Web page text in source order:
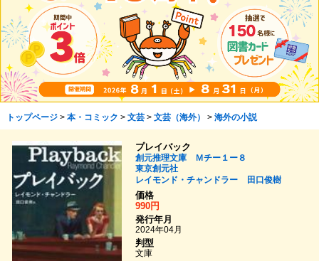
トップページ> 本・コミック > 文芸> 文芸（海外） > 海外の小説
プレイバック
創元推理文庫 Ｍチー１ー８
東京創元社
レイモンド・チャンドラー
田口俊樹
価格
990円
発行年月
2024年04月
判型
文庫